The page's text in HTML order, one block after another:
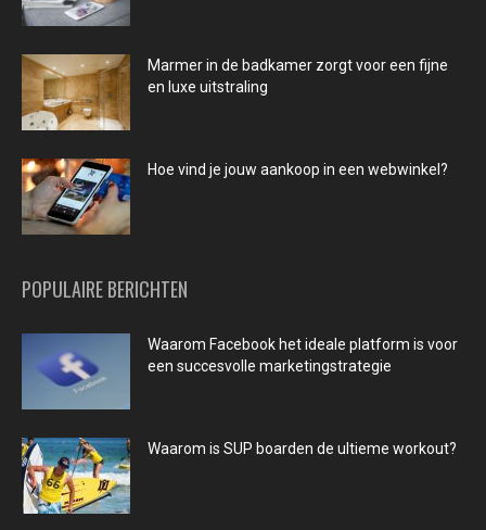
Marmer in de badkamer zorgt voor een fijne
en luxe uitstraling
Hoe vind je jouw aankoop in een webwinkel?
POPULAIRE BERICHTEN
Waarom Facebook het ideale platform is voor
een succesvolle marketingstrategie
Waarom is SUP boarden de ultieme workout?